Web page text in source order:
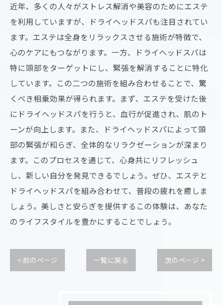
近年、多くの人々がストレス解消や美容のためにエステ
を利用していますが、ドライヘッドスパも注目されてい
ます。エステは全身をリラックスさせる施術が特徴で、
心のケアにもつながります。一方、ドライヘッドスパは
特に頭部をターゲットにし、緊張を解消することに特化
しています。この二つの施術を組み合わせることで、驚
くべき相乗効果が得られます。まず、エステを受けた後
にドライヘッドスパを行うと、血行が促進され、肌のト
ーンが向上します。また、ドライヘッドスパによって頭
部の緊張が和らぎ、全体的なリラクゼーションが深まり
ます。このプロセスを通じて、心身共にリフレッシュ
し、新しい自分を発見できるでしょう。ぜひ、エステと
ドライヘッドスパを組み合わせて、普段の疲れを癒しま
しょう。美しさと安らぎを提供するこの体験は、あなた
のライフスタイルを豊かにすることでしょう。
< 前のページ 一覧に戻る 次のページ >